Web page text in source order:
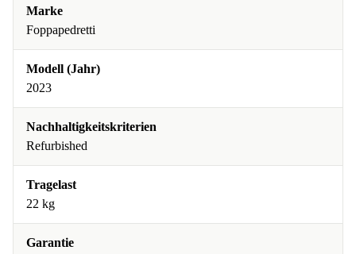
Marke
Foppapedretti
Modell (Jahr)
2023
Nachhaltigkeitskriterien
Refurbished
Tragelast
22 kg
Garantie